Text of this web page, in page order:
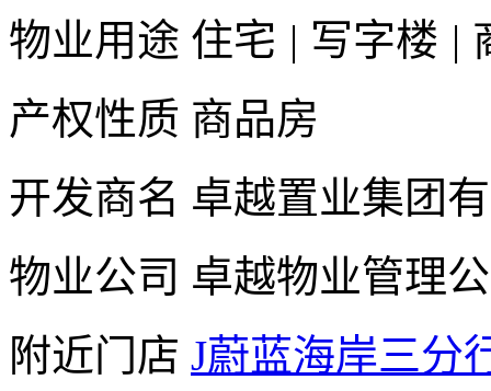
物业用途 住宅 | 写字楼 |
产权性质 商品房
开发商名 卓越置业集团
物业公司 卓越物业管理
附近门店 J蔚蓝海岸三分